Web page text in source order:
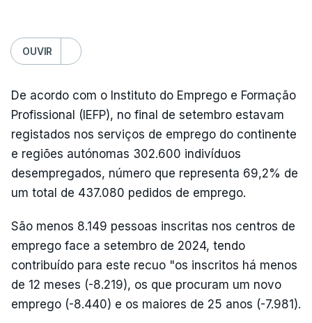
OUVIR
De acordo com o Instituto do Emprego e Formação
Profissional (IEFP), no final de setembro estavam
registados nos serviços de emprego do continente
e regiões autónomas 302.600 indivíduos
desempregados, número que representa 69,2% de
um total de 437.080 pedidos de emprego.
São menos 8.149 pessoas inscritas nos centros de
emprego face a setembro de 2024, tendo
contribuído para este recuo "os inscritos há menos
de 12 meses (-8.219), os que procuram um novo
emprego (-8.440) e os maiores de 25 anos (-7.981).